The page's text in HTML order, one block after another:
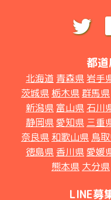
都
北海道 青森県 岩手
茨城県 栃木県群馬県
新潟県 富山県 石川
静岡県愛知県 三重
奈良県 和歌山県 鳥
徳島県 香川県愛媛
熊本県 大分県
LINE募